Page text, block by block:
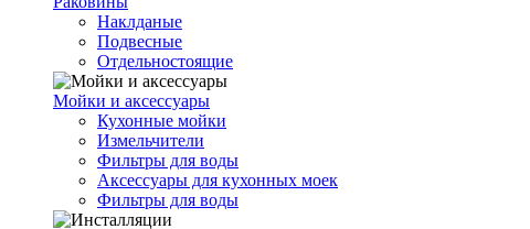
Наклданые
Подвесные
Отдельностоящие
Мойки и аксессуары
Кухонные мойки
Измельчители
Фильтры для воды
Аксессуары для кухонных моек
Фильтры для воды